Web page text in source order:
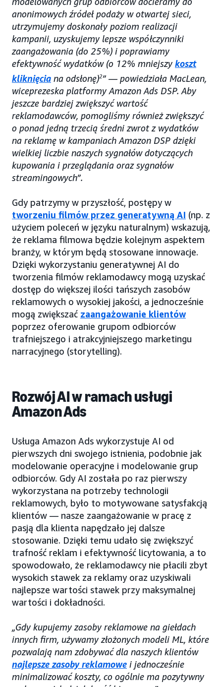
anonimowych źródeł podaży w otwartej sieci,
utrzymujemy doskonały poziom realizacji
kampanii, uzyskujemy lepsze współczynniki
zaangażowania (do 25%) i poprawiamy
efektywność wydatków (o 12% mniejszy koszt
kliknięcia na odsłonę)2” — powiedziała MacLean,
wiceprezeska platformy Amazon Ads DSP. Aby
jeszcze bardziej zwiększyć wartość
reklamodawców, pomogliśmy również zwiększyć
o ponad jedną trzecią średni zwrot z wydatków
na reklamę w kampaniach Amazon DSP dzięki
wielkiej liczbie naszych sygnałów dotyczących
kupowania i przeglądania oraz sygnałów
streamingowych”.
Gdy patrzymy w przyszłość, postępy w
tworzeniu filmów przez generatywną AI (np. z
użyciem poleceń w języku naturalnym) wskazują,
że reklama filmowa będzie kolejnym aspektem
branży, w którym będą stosowane innowacje.
Dzięki wykorzystaniu generatywnej AI do
tworzenia filmów reklamodawcy mogą uzyskać
dostęp do większej ilości tańszych zasobów
reklamowych o wysokiej jakości, a jednocześnie
mogą zwiększać zaangażowanie klientów
poprzez oferowanie grupom odbiorców
trafniejszego i atrakcyjniejszego marketingu
narracyjnego (storytelling).
Rozwój AI w ramach usługi
Amazon Ads
Usługa Amazon Ads wykorzystuje AI od
pierwszych dni swojego istnienia, podobnie jak
modelowanie operacyjne i modelowanie grup
odbiorców. Gdy AI została po raz pierwszy
wykorzystana na potrzeby technologii
reklamowych, było to motywowane satysfakcją
klientów — nasze zaangażowanie w pracę z
pasją dla klienta napędzało jej dalsze
stosowanie. Dzięki temu udało się zwiększyć
trafność reklam i efektywność licytowania, a to
spowodowało, że reklamodawcy nie płacili zbyt
wysokich stawek za reklamy oraz uzyskiwali
najlepsze wartości stawek przy maksymalnej
wartości i dokładności.
„Gdy kupujemy zasoby reklamowe na giełdach
innych firm, używamy złożonych modeli ML, które
pozwalają nam zdobywać dla naszych klientów
najlepsze zasoby reklamowe i jednocześnie
minimalizować koszty, co ogólnie ma pozytywny